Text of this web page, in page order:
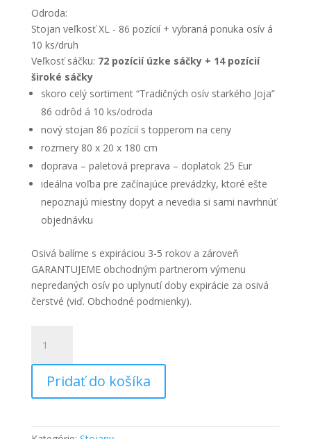
Odroda:
Stojan veľkosť XL - 86 pozícií + vybraná ponuka osív á
10 ks/druh
Veľkosť sáčku: 72 pozícií úzke sáčky + 14 pozícií
široké sáčky
skoro celý sortiment “Tradičných osív starkého Joja”
86 odrôd á 10 ks/odroda
nový stojan 86 pozícií s topperom na ceny
rozmery 80 x 20 x 180 cm
doprava – paletová preprava – doplatok 25 Eur
ideálna voľba pre začínajúce prevádzky, ktoré ešte
nepoznajú miestny dopyt a nevedia si sami navrhnúť
objednávku
Osivá balíme s expiráciou 3-5 rokov a zároveň
GARANTUJEME obchodným partnerom výmenu
nepredaných osív po uplynutí doby expirácie za osivá
čerstvé (viď. Obchodné podmienky).
Stojan
XL
osivami
Pridať do košíka